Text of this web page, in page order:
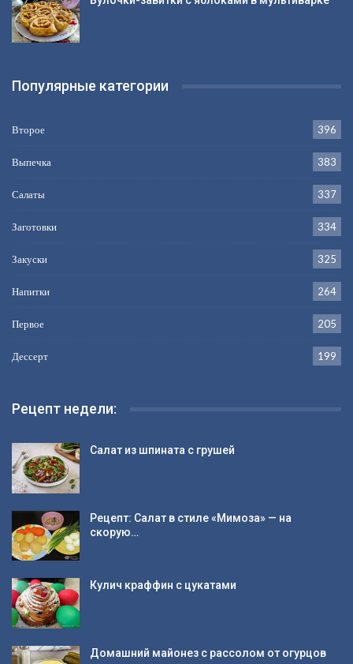
Популярные категории
Второе 396
Выпечка 383
Салаты 337
Заготовки 334
Закуски 325
Напитки 264
Первое 205
Дессерт 199
Рецепт недели:
Салат из шпината с грушей
Рецепт: Салат в стиле «Мимоза» — на
скорую…
Кулич краффин с цукатами
Домашний майонез с рассолом от огурцов